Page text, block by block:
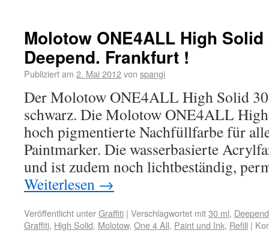
Molotow ONE4ALL High
Deepend. Frankfurt !
Publiziert am 2. Mai 2012von spangi
Der Molotow ONE4ALL High Solid
schwarz. Die Molotow ONE4ALL
hoch pigmentierte Nachfüllfarbe für
Paintmarker. Die wasserbasierte
und ist zudem noch lichtbeständig,
Weiterlesen →
Veröffentlicht unterGraffiti | Verschlagwortet mit30 ml,
Graffiti, High Solid, Molotow, One 4 All, Paint und Ink, Refill |